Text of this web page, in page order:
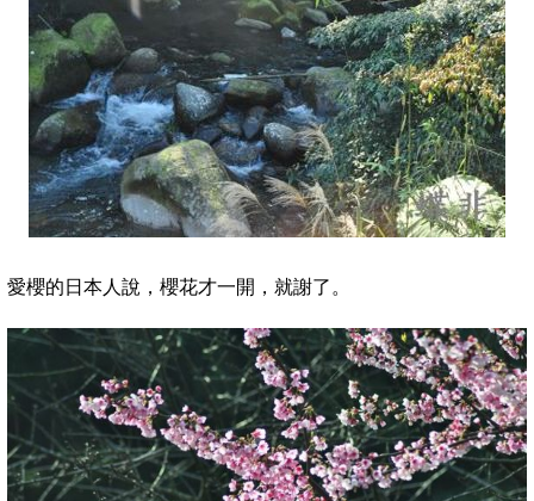
愛櫻的日本人說，櫻花才一開，就謝了。